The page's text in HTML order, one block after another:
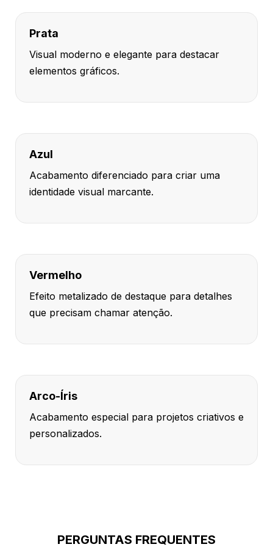
Prata
Visual moderno e elegante para destacar
elementos gráficos.
Azul
Acabamento diferenciado para criar uma
identidade visual marcante.
Vermelho
Efeito metalizado de destaque para detalhes
que precisam chamar atenção.
Arco-Íris
Acabamento especial para projetos criativos e
personalizados.
PERGUNTAS FREQUENTES